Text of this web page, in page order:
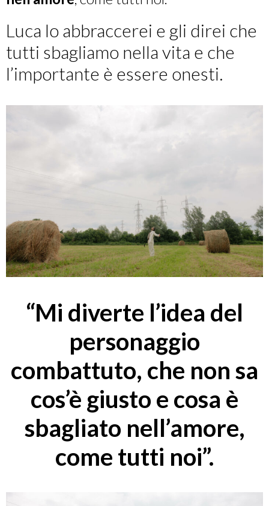
Luca lo abbraccerei e gli direi che
tutti sbagliamo nella vita e che
l’importante è essere onesti.
“Mi diverte l’idea del
personaggio
combattuto, che non sa
cos’è giusto e cosa è
sbagliato nell’amore,
come tutti noi”.